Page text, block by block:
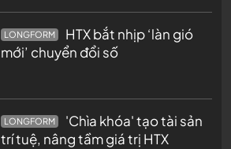
LONGFORM
HTX bắt nhịp ‘làn gió
mới’ chuyển đổi số
LONGFORM
'Chìa khóa' tạo tài sản
trí tuệ, nâng tầm giá trị HTX